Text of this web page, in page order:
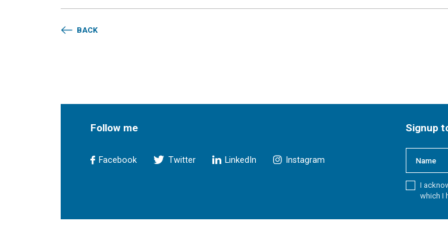
BACK
Follow me
Facebook Twitter LinkedIn Instagram
Signup
I
which I